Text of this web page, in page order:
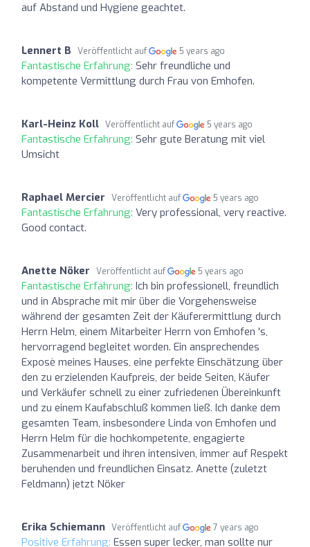
auf Abstand und Hygiene geachtet.
Lennert B Veröffentlicht auf 5 years ago
Fantastische Erfahrung: Sehr freundliche und
kompetente Vermittlung durch Frau von Emhofen.
Karl-Heinz Koll Veröffentlicht auf 5 years ago
Fantastische Erfahrung: Sehr gute Beratung mit viel
Umsicht
Raphael Mercier Veröffentlicht auf 5 years ago
Fantastische Erfahrung: Very professional, very reactive.
Good contact.
Anette Nöker Veröffentlicht auf 5 years ago
Fantastische Erfahrung: Ich bin professionell, freundlich
und in Absprache mit mir über die Vorgehensweise
während der gesamten Zeit der Käuferermittlung durch
Herrn Helm, einem Mitarbeiter Herrn von Emhofen 's,
hervorragend begleitet worden. Ein ansprechendes
Exposè meines Hauses, eine perfekte Einschätzung über
den zu erzielenden Kaufpreis, der beide Seiten, Käufer
und Verkäufer schnell zu einer zufriedenen Übereinkunft
und zu einem Kaufabschluß kommen ließ. Ich danke dem
gesamten Team, insbesondere Linda von Emhofen und
Herrn Helm für die hochkompetente, engagierte
Zusammenarbeit und ihren intensiven, immer auf Respekt
beruhenden und freundlichen Einsatz. Anette (zuletzt
Feldmann) jetzt Nöker
Erika Schiemann Veröffentlicht auf 7 years ago
Positive Erfahrung: Essen super lecker, man sollte nur